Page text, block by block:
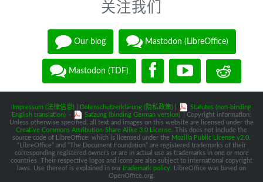
关注我们
Our blog Mastodon (LibreOffice)
Mastodon (TDF)
Impressum (法律信息)| Datenschutzerklärung (隐私政策)|
Statutes (non-binding
English translation) - Satzung (binding German version)
| Copyright information:
Unless otherwise specified, all text and images on this website are licensed under the
Creative Commons Attribution-Share Alike 3.0 License . This does not include the
source code of LibreOffice, which is licensed under the Mozilla Public License v2.0
“LibreOffice” and “The Document Foundation” are registered trademarks of their
corresponding registered owners or are in actual use as trademarks in one or more
countries. Their respective logos and icons are also subject to international copyright
laws. Use thereof is explained in our trademark policy . LibreOffice was based on
OpenOffice.org.